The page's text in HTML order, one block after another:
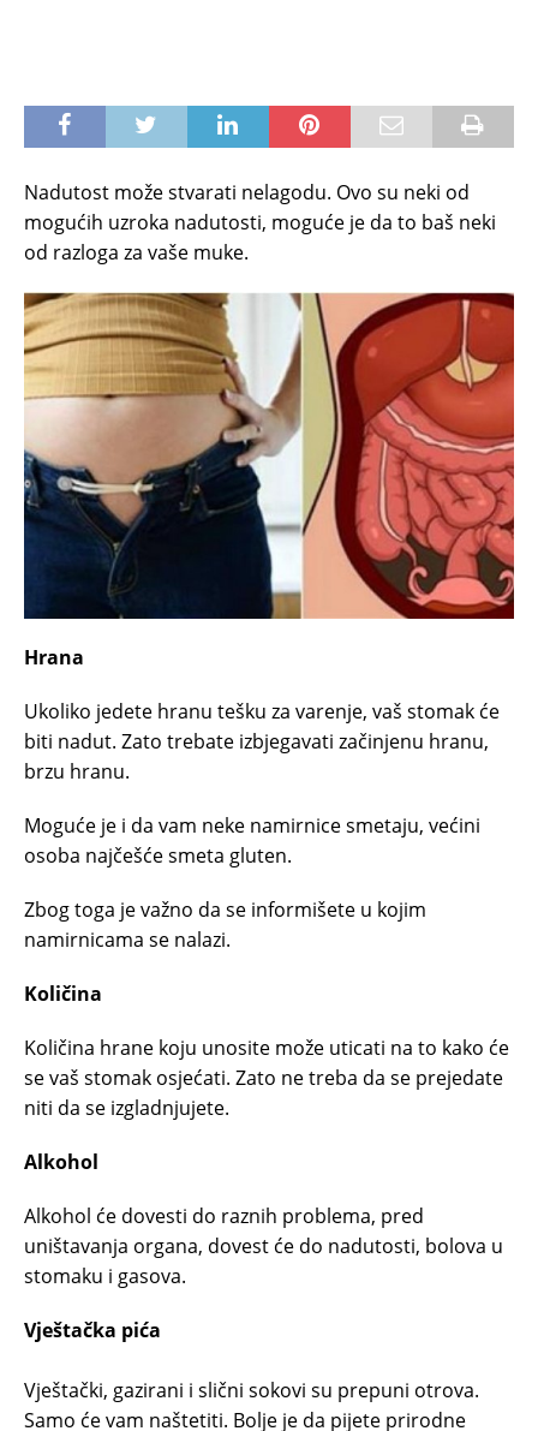
Nadutost može stvarati nelagodu. Ovo su neki od
mogućih uzroka nadutosti, moguće je da to baš neki
od razloga za vaše muke.
Hrana
Ukoliko jedete hranu tešku za varenje, vaš stomak će
biti nadut. Zato trebate izbjegavati začinjenu hranu,
brzu hranu.
Moguće je i da vam neke namirnice smetaju, većini
osoba najčešće smeta gluten.
Zbog toga je važno da se informišete u kojim
namirnicama se nalazi.
Količina
Količina hrane koju unosite može uticati na to kako će
se vaš stomak osjećati. Zato ne treba da se prejedate
niti da se izgladnjujete.
Alkohol
Alkohol će dovesti do raznih problema, pred
uništavanja organa, dovest će do nadutosti, bolova u
stomaku i gasova.
Vještačka pića
Vještački, gazirani i slični sokovi su prepuni otrova.
Samo će vam naštetiti. Bolje je da pijete prirodne